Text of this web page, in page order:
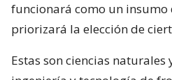
funcionará como un insumo
priorizará la elección de
Estas son ciencias